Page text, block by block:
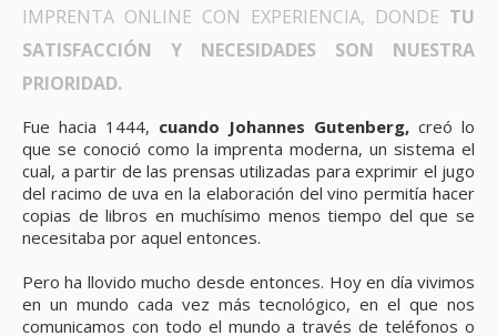
IMPRENTA ONLINE CON EXPERIENCIA, DONDE TU
SATISFACCIÓN Y NECESIDADES SON NUESTRA
PRIORIDAD.
Fue hacia 1444, cuando Johannes Gutenberg, creó lo
que se conoció como la imprenta moderna, un sistema el
cual, a partir de las prensas utilizadas para exprimir el jugo
del racimo de uva en la elaboración del vino permitía hacer
copias de libros en muchísimo menos tiempo del que se
necesitaba por aquel entonces.
Pero ha llovido mucho desde entonces. Hoy en día vivimos
en un mundo cada vez más tecnológico, en el que nos
comunicamos con todo el mundo a través de teléfonos o